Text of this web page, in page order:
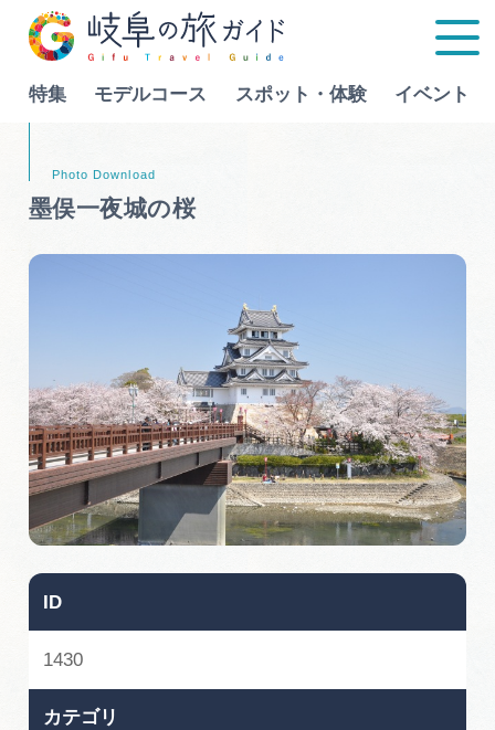
特集 モデルコース スポット・体験 イベント
特集
スポット・体験
イベント
グルメ
旅の予約
インフォメーション
ぎふ旅レポーター記事
Language
行きたいリストを見る
墨俣一夜城の桜
ID
1430
カテゴリ